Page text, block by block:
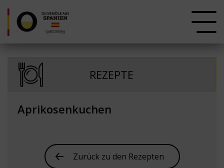
REZEPTE
Aprikosenkuchen
Zurück zu den Rezepten